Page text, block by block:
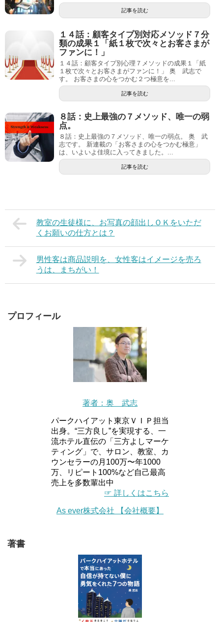
記事を読む
１４話：顧客タイプ別対応メソッド７分
類の成果１「紙１枚で次々とお客さまが
ファンに！」
１４話：顧客タイプ別心理７メソッドの成果１「紙
１枚で次々とお客さまがファンに！」 奥 武志で
す。 お客さまの心をつかむ２つ極意を...
記事を読む
８話：史上最強の７メソッド、唯一の弱
点。
８話：史上最強の７メソッド、唯一の弱点。 奥 武
志です。 新連載の「お客さまの心をつかむ極意」
は、いよいよ佳境に入ってきました。...
記事を読む
教室の生徒様に、お写真の顔出しＯＫをいただ
くお願いの仕方とは？
男性客は商品説明を、女性客はイメージを売ろ
うは、まちがい！
プロフィール
著者：奥 武志
パークハイアット東京ＶＩＰ担当
出身。“三方良し”を実現する、一
流ホテル直伝の「三方よしマーケ
ティング」で、サロン、教室、カ
ウンセラーの月100万〜年1000
万、リピート100%など自己最高
売上を多数輩出中
☞ 詳しくはこちら
As ever株式会社 【会社概要】
著書